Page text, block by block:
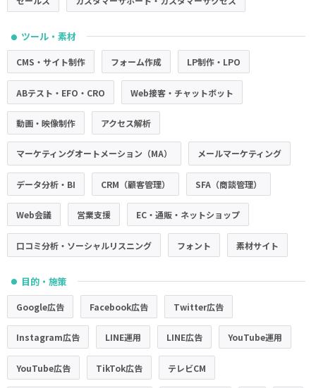
● ツール・素材
CMS・サイト制作 フォーム作成 LP制作・LPO
ABテスト・EFO・CRO Web接客・チャットボット
動画・映像制作 アクセス解析
マーケティングオートメーション（MA） メールマーケティング
データ分析・BI CRM（顧客管理） SFA（商談管理）
Web会議 営業支援 EC・通販・ネットショップ
口コミ分析・ソーシャルリスニング フォント 素材サイト
● 目的・施策
Google広告 Facebook広告 Twitter広告
Instagram広告 LINE運用 LINE広告 YouTube運用
YouTube広告 TikTok広告 テレビCM